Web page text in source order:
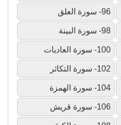
96- سورة العلق
98- سورة البينة
100- سورة العاديات
102- سورة التكاثر
104- سورة الهمزة
106- سورة قريش